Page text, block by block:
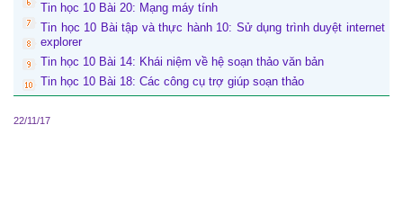
Tin học 10 Bài 20: Mạng máy tính
Tin học 10 Bài tập và thực hành 10: Sử dụng trình duyệt internet
explorer
Tin học 10 Bài 14: Khái niệm về hệ soạn thảo văn bản
Tin học 10 Bài 18: Các công cụ trợ giúp soạn thảo
22/11/17